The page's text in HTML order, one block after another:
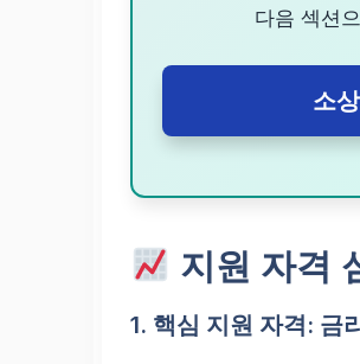
다음 섹션
소
지원 자격
1. 핵심 지원 자격: 금